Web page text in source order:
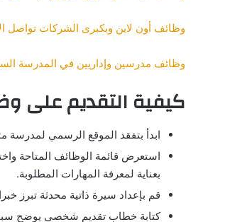
وظائف أون لاين وبكبرى الشركات تواصل
وظائف مدرسين وإداريين في المدرسة
كيفية التقديم على
ابدأ بتفقد الموقع الرسمي لمدرسة
استعرض قائمة الوظائف المتاحة
بعناية لمعرفة المهارات المطلوبة.
قم بإعداد سيرة ذاتية محدثة تبرز
كتابة خطاب تقديم شخصي يوضح سبب